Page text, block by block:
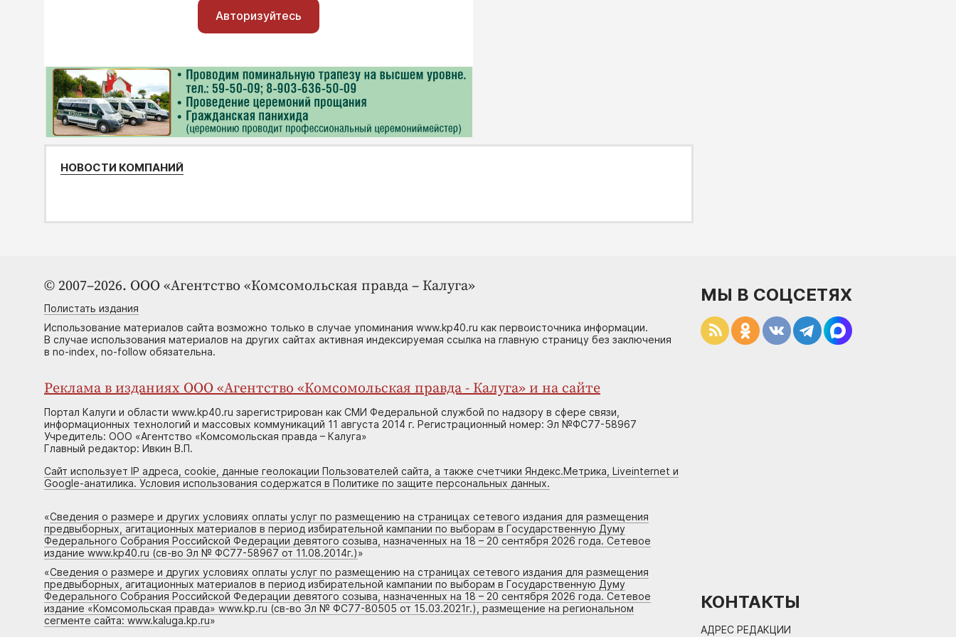
Авторизуйтесь
НОВОСТИ КОМПАНИЙ
© 2007–2026. ООО «Агентство «Комсомольская правда – Калуга»
Полистать издания
Использование материалов сайта возможно только в случае упоминания www.kp40.ru как первоисточника информации.
В случае использования материалов на других сайтах активная индексируемая ссылка на главную страницу без заключения
в no-index, no-follow обязательна.
Реклама в изданиях ООО «Агентство «Комсомольская правда - Калуга» и на сайте
Портал Калуги и области www.kp40.ru зарегистрирован как СМИ Федеральной службой по надзору в сфере связи,
информационных технологий и массовых коммуникаций 11 августа 2014 г. Регистрационный номер: Эл №ФС77-58967
Учредитель: ООО «Агентство «Комсомольская правда – Калуга»
Главный редактор: Ивкин В.П.
Сайт использует IP адреса, cookie, данные геолокации Пользователей сайта, а также счетчики Яндекс.Метрика, Liveinternet и
Google-анатилика. Условия использования содержатся в Политике по защите персональных данных.
«Сведения о размере и других условиях оплаты услуг по размещению на страницах сетевого издания для размещения
предвыборных, агитационных материалов в период избирательной кампании по выборам в Государственную Думу
Федерального Собрания Российской Федерации девятого созыва, назначенных на 18 – 20 сентября 2026 года. Сетевое
издание www.kp40.ru (св-во Эл № ФС77-58967 от 11.08.2014г.)»
«Сведения о размере и других условиях оплаты услуг по размещению на страницах сетевого издания для размещения
предвыборных, агитационных материалов в период избирательной кампании по выборам в Государственную Думу
Федерального Собрания Российской Федерации девятого созыва, назначенных на 18 – 20 сентября 2026 года. Сетевое
издание «Комсомольская правда» www.kp.ru (св-во Эл № ФС77-80505 от 15.03.2021г.), размещение на региональном
сегменте сайта: www.kaluga.kp.ru»
МЫ В СОЦСЕТЯХ
КОНТАКТЫ
АДРЕС РЕДАКЦИИ